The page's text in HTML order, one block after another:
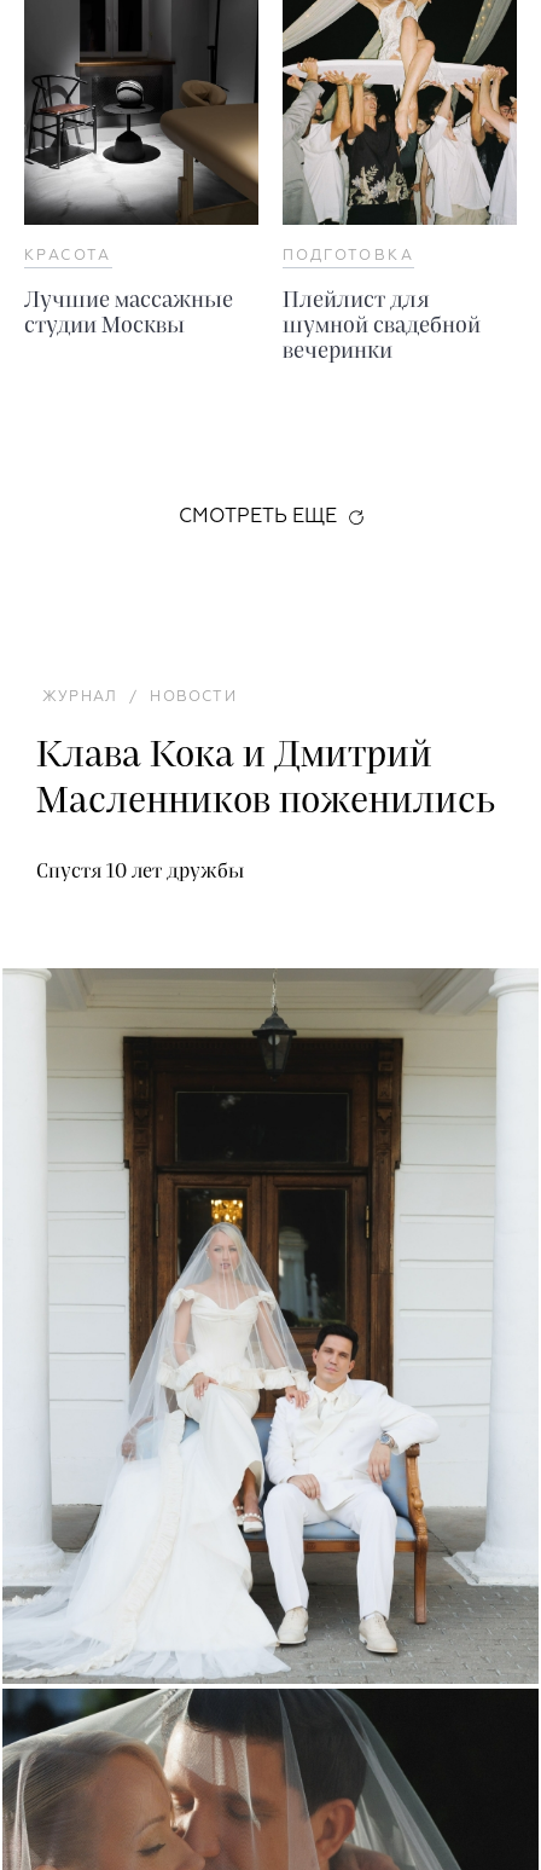
КРАСОТА
Лучшие массажные
студии Москвы
ПОДГОТОВКА
Плейлист для
шумной свадебной
вечеринки
СМОТРЕТЬ ЕЩЕ
ЖУРНАЛ / НОВОСТИ
Клава Кока и Дмитрий
Масленников поженились
Спустя 10 лет дружбы